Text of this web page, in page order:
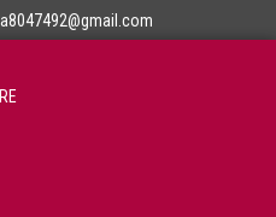
a8047492@gmail.com